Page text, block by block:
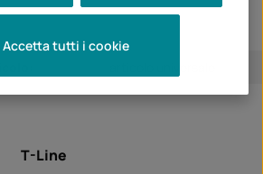
T-Line
Accetta tutti i cookie